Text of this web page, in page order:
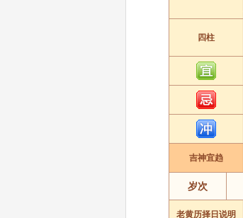
四柱
吉神宜趋
岁次
老黄历择日说明